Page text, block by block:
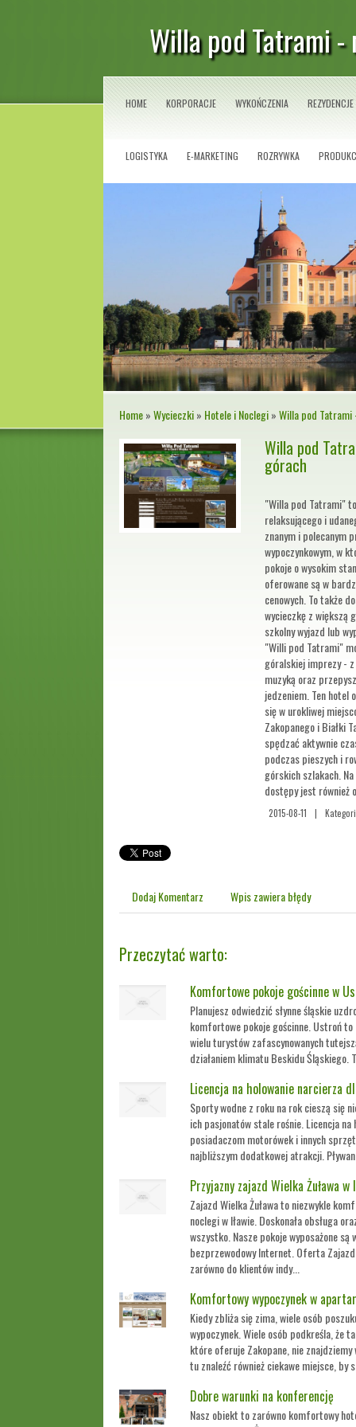
Willa pod Tatrami
HOME KORPORACJE WYKOŃCZENIA REZYDENCJE
LOGISTYKA E-MARKETING ROZRYWKA
Home»Wycieczki» Hotele i Noclegi»Willa pod Tatrami
Willa pod
górach
"Willa pod Tatrami"
relaksującego i
znanym i polecanym
wypoczynkowym, w
pokoje o wysokim
oferowane są w
cenowych. To także
wycieczkę z większą
szkolny wyjazd lub
"Willi pod Tatrami"
góralskiej imprezy -
muzyką oraz
jedzeniem. Ten hotel
się w urokliwej
Zakopanego i Białki
spędzać aktywnie
podczas pieszych i
górskich szlakach.
dostępy jest również
2015-08-11 |
Dodaj Komentarz Wpis zawiera błędy
Przeczytać warto:
Komfortowe pokoje gościnne w
Planujesz odwiedzić słynne śląskie
komfortowe pokoje gościnne. Ustroń
wielu turystów zafascynowanych
działaniem klimatu Beskidu Śląskiego.
Licencja na holowanie narcierza
Sporty wodne z roku na rok cieszą się
ich pasjonatów stale rośnie. Licencja
posiadaczom motorówek i innych
najbliższym dodatkowej atrakcji.
Przyjazny zajazd Wielka Żuława w
Zajazd Wielka Żuława to niezwykle
noclegi w Iławie. Doskonała obsługa
wszystko. Nasze pokoje wyposażone są
bezprzewodowy Internet. Oferta
zarówno do klientów indy...
Komfortowy wypoczynek w
Kiedy zbliża się zima, wiele osób
wypoczynek. Wiele osób podkreśla, że
które oferuje Zakopane, nie znajdziemy
tu znaleźć również ciekawe miejsce,
Dobre warunki na konferencję
Nasz obiekt to zarówno komfortowy